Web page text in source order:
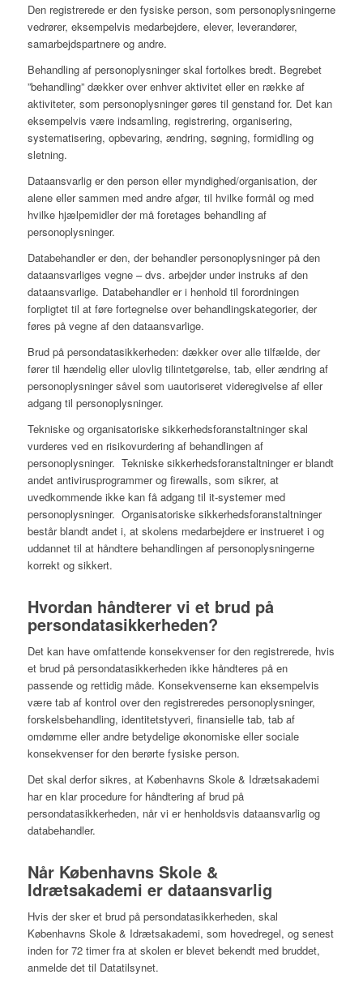
Den registrerede er den fysiske person, som personoplysningerne
vedrører, eksempelvis medarbejdere, elever, leverandører,
samarbejdspartnere og andre.
Behandling af personoplysninger skal fortolkes bredt. Begrebet
”behandling” dækker over enhver aktivitet eller en række af
aktiviteter, som personoplysninger gøres til genstand for. Det kan
eksempelvis være indsamling, registrering, organisering,
systematisering, opbevaring, ændring, søgning, formidling og
sletning.
Dataansvarlig er den person eller myndighed/organisation, der
alene eller sammen med andre afgør, til hvilke formål og med
hvilke hjælpemidler der må foretages behandling af
personoplysninger.
Databehandler er den, der behandler personoplysninger på den
dataansvarliges vegne – dvs. arbejder under instruks af den
dataansvarlige. Databehandler er i henhold til forordningen
forpligtet til at føre fortegnelse over behandlingskategorier, der
føres på vegne af den dataansvarlige.
Brud på persondatasikkerheden: dækker over alle tilfælde, der
fører til hændelig eller ulovlig tilintetgørelse, tab, eller ændring af
personoplysninger såvel som uautoriseret videregivelse af eller
adgang til personoplysninger.
Tekniske og organisatoriske sikkerhedsforanstaltninger skal
vurderes ved en risikovurdering af behandlingen af
personoplysninger. Tekniske sikkerhedsforanstaltninger er blandt
andet antivirusprogrammer og firewalls, som sikrer, at
uvedkommende ikke kan få adgang til it-systemer med
personoplysninger. Organisatoriske sikkerhedsforanstaltninger
består blandt andet i, at skolens medarbejdere er instrueret i og
uddannet til at håndtere behandlingen af personoplysningerne
korrekt og sikkert.
Hvordan håndterer vi et brud på
persondatasikkerheden?
Det kan have omfattende konsekvenser for den registrerede, hvis
et brud på persondatasikkerheden ikke håndteres på en
passende og rettidig måde. Konsekvenserne kan eksempelvis
være tab af kontrol over den registreredes personoplysninger,
forskelsbehandling, identitetstyveri, finansielle tab, tab af
omdømme eller andre betydelige økonomiske eller sociale
konsekvenser for den berørte fysiske person.
Det skal derfor sikres, at Københavns Skole & Idrætsakademi
har en klar procedure for håndtering af brud på
persondatasikkerheden, når vi er henholdsvis dataansvarlig og
databehandler.
Når Københavns Skole &
Idrætsakademi er dataansvarlig
Hvis der sker et brud på persondatasikkerheden, skal
Københavns Skole & Idrætsakademi, som hovedregel, og senest
inden for 72 timer fra at skolen er blevet bekendt med bruddet,
anmelde det til Datatilsynet.